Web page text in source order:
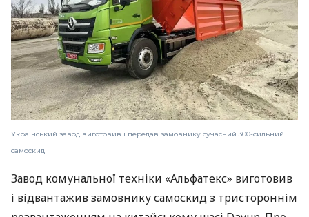
Український завод виготовив і передав замовнику сучасний 300-сильний
самоскид
Завод комунальної техніки «Альфатекс» виготовив
і відвантажив замовнику самоскид з тристороннім